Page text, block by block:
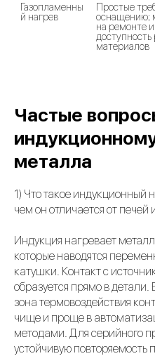
Газопламенны
й нагрев
Простые
оснащению;
на ремонте
доступность
материалов
Частые
металла
1) Что такое индукционный
чем он отличается от
Индукция нагревает
которые наводятся
катушки. Контакт с
образуется прямо в детали.
зона термовоздействия
чище и проще в
методами. Для серийного
устойчивую повторяемость